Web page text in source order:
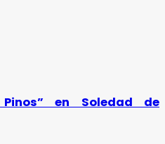
Pinos” en Soledad de